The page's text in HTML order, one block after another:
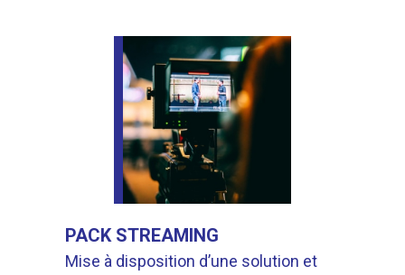
PACK STREAMING
Mise à disposition d’une solution et